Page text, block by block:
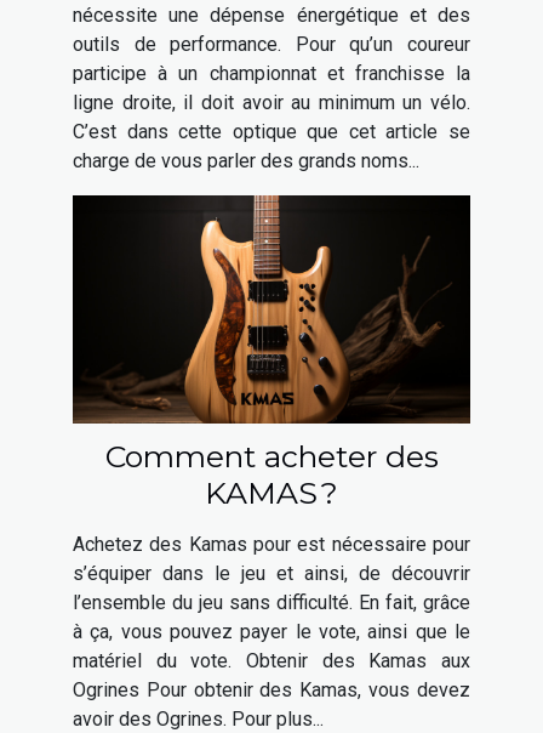
nécessite une dépense énergétique et des
outils de performance. Pour qu’un coureur
participe à un championnat et franchisse la
ligne droite, il doit avoir au minimum un vélo.
C’est dans cette optique que cet article se
charge de vous parler des grands noms...
Comment acheter des
KAMAS ?
Achetez des Kamas pour est nécessaire pour
s’équiper dans le jeu et ainsi, de découvrir
l’ensemble du jeu sans difficulté. En fait, grâce
à ça, vous pouvez payer le vote, ainsi que le
matériel du vote. Obtenir des Kamas aux
Ogrines Pour obtenir des Kamas, vous devez
avoir des Ogrines. Pour plus...